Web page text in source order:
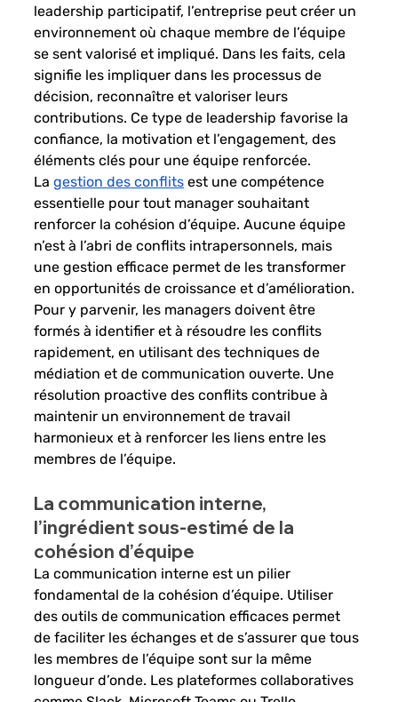
leadership participatif, l’entreprise peut créer un
environnement où chaque membre de l’équipe
se sent valorisé et impliqué. Dans les faits, cela
signifie les impliquer dans les processus de
décision, reconnaître et valoriser leurs
contributions. Ce type de leadership favorise la
confiance, la motivation et l’engagement, des
éléments clés pour une équipe renforcée.
La gestion des conflits est une compétence
essentielle pour tout manager souhaitant
renforcer la cohésion d’équipe. Aucune équipe
n’est à l’abri de conflits intrapersonnels, mais
une gestion efficace permet de les transformer
en opportunités de croissance et d’amélioration.
Pour y parvenir, les managers doivent être
formés à identifier et à résoudre les conflits
rapidement, en utilisant des techniques de
médiation et de communication ouverte. Une
résolution proactive des conflits contribue à
maintenir un environnement de travail
harmonieux et à renforcer les liens entre les
membres de l’équipe.
La communication interne,
l’ingrédient sous-estimé de la
cohésion d’équipe
La communication interne est un pilier
fondamental de la cohésion d’équipe. Utiliser
des outils de communication efficaces permet
de faciliter les échanges et de s’assurer que tous
les membres de l’équipe sont sur la même
longueur d’onde. Les plateformes collaboratives